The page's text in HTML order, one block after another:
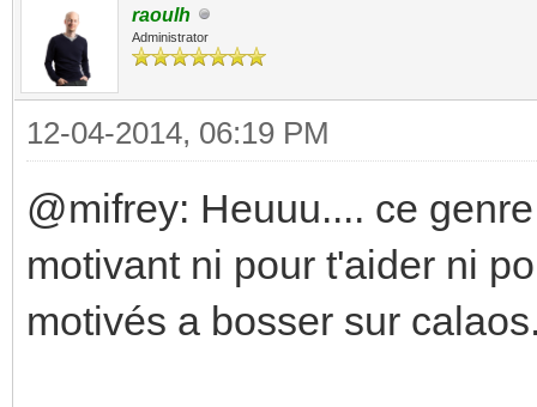
raoulh
Administrator
12-04-2014, 06:19 PM
@mifrey: Heuuu.... ce
motivant ni pour t'aider ni
motivés a bosser sur